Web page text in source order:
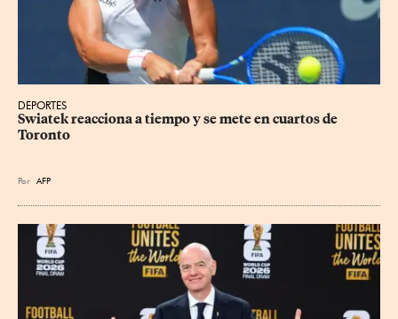
DEPORTES
Swiatek reacciona a tiempo y se mete en cuartos de
Toronto
Por AFP